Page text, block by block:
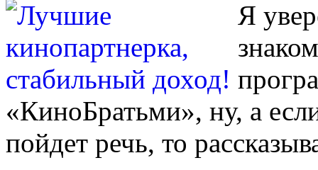
Я
«КиноБратьми», ну, а
пойдет речь, то